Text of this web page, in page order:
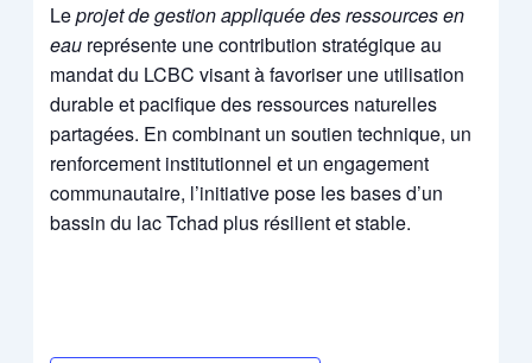
Leprojet de gestion appliquée des ressources en
eau représente une contribution stratégique au
mandat du LCBC visant à favoriser une utilisation
durable et pacifique des ressources naturelles
partagées. En combinant un soutien technique, un
renforcement institutionnel et un engagement
communautaire, l’initiative pose les bases d’un
bassin du lac Tchad plus résilient et stable.